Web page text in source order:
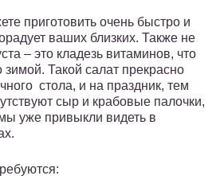
приготовить очень быстро и
ваших близких. Также не
– это кладезь витаминов, что
зимой. Такой салат прекрасно
стола, и на праздник, тем
сыр и крабовые палочки,
уже привыкли видеть в